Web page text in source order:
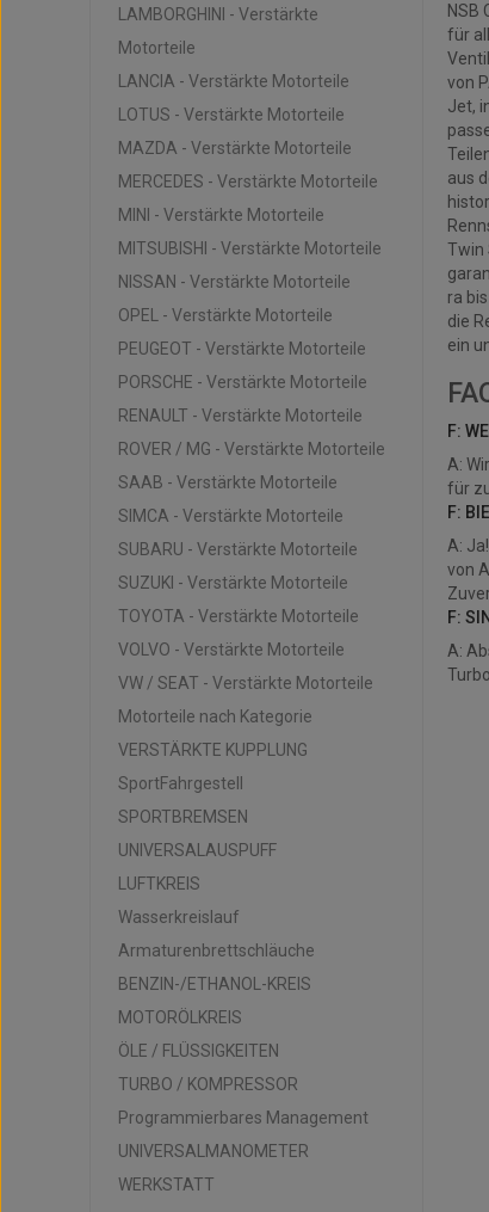
LAMBORGHINI - Verstärkte
Motorteile
LANCIA - Verstärkte Motorteile
LOTUS - Verstärkte Motorteile
MAZDA - Verstärkte Motorteile
MERCEDES - Verstärkte Motorteile
MINI - Verstärkte Motorteile
MITSUBISHI - Verstärkte Motorteile
NISSAN - Verstärkte Motorteile
OPEL - Verstärkte Motorteile
PEUGEOT - Verstärkte Motorteile
PORSCHE - Verstärkte Motorteile
RENAULT - Verstärkte Motorteile
ROVER / MG - Verstärkte Motorteile
SAAB - Verstärkte Motorteile
SIMCA - Verstärkte Motorteile
SUBARU - Verstärkte Motorteile
SUZUKI - Verstärkte Motorteile
TOYOTA - Verstärkte Motorteile
VOLVO - Verstärkte Motorteile
VW / SEAT - Verstärkte Motorteile
Motorteile nach Kategorie
VERSTÄRKTE KUPPLUNG
SportFahrgestell
SPORTBREMSEN
UNIVERSALAUSPUFF
LUFTKREIS
Wasserkreislauf
Armaturenbrettschläuche
BENZIN-/ETHANOL-KREIS
MOTORÖLKREIS
ÖLE / FLÜSSIGKEITEN
TURBO / KOMPRESSOR
Programmierbares Management
UNIVERSALMANOMETER
WERKSTATT
NSB
für
von
Jet,
aus
Twin
ra
die
ein
F:
A:
für
F:
A:
von
F:
A: